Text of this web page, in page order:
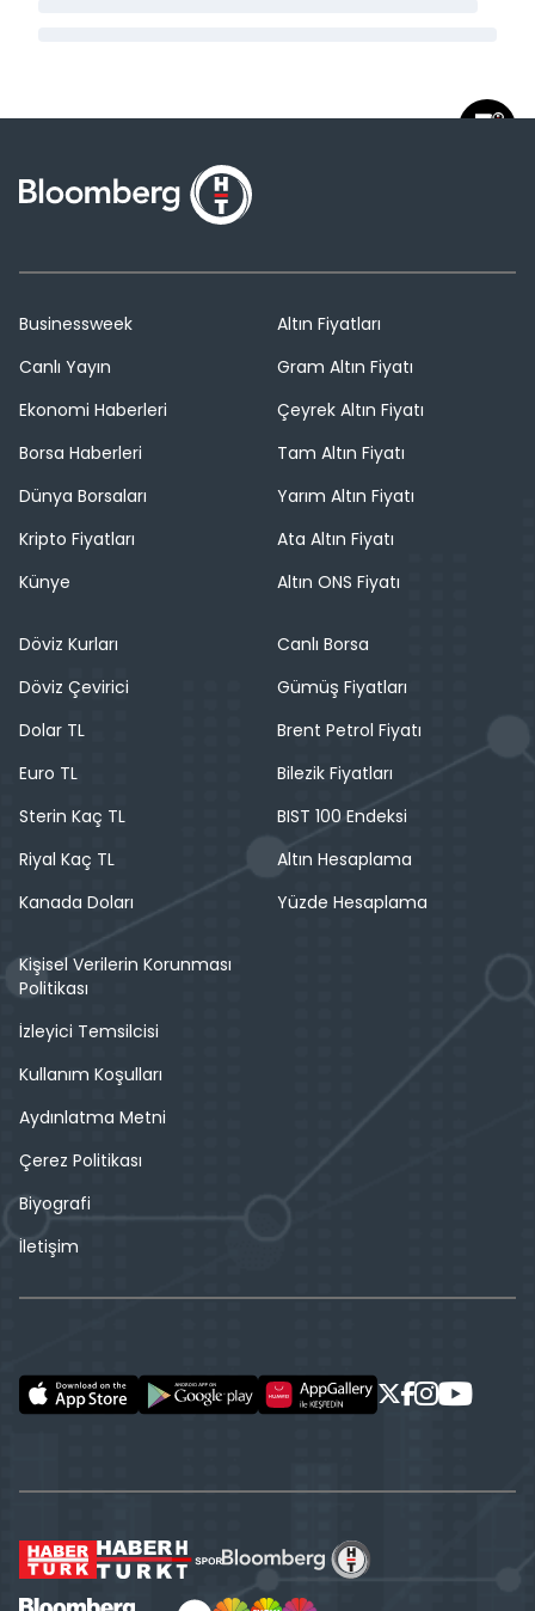
Businessweek
Canlı Yayın
Ekonomi Haberleri
Borsa Haberleri
Dünya Borsaları
Kripto Fiyatları
Künye
Altın Fiyatları
Gram Altın Fiyatı
Çeyrek Altın Fiyatı
Tam Altın Fiyatı
Yarım Altın Fiyatı
Ata Altın Fiyatı
Altın ONS Fiyatı
Döviz Kurları
Döviz Çevirici
Dolar TL
Euro TL
Sterin Kaç TL
Riyal Kaç TL
Kanada Doları
Canlı Borsa
Gümüş Fiyatları
Brent Petrol Fiyatı
Bilezik Fiyatları
BIST 100 Endeksi
Altın Hesaplama
Yüzde Hesaplama
Kişisel Verilerin Korunması
Politikası
İzleyici Temsilcisi
Kullanım Koşulları
Aydınlatma Metni
Çerez Politikası
Biyografi
İletişim